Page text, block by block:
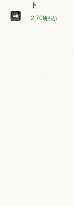
ト
2,700(税込)